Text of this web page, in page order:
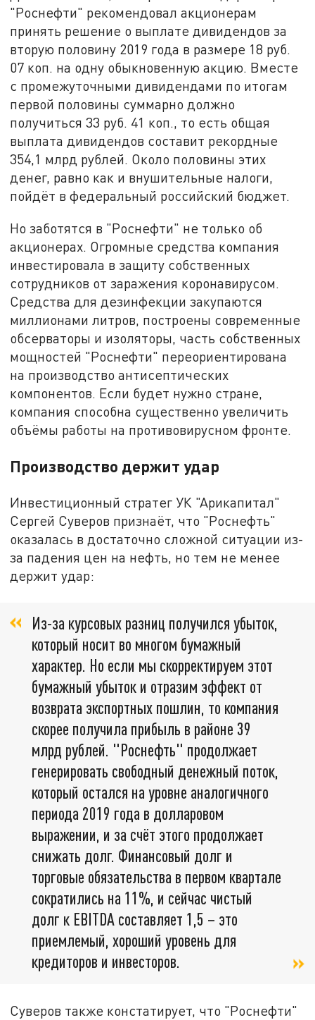
"Роснефти" рекомендовал акционерам
принять решение о выплате дивидендов за
вторую половину 2019 года в размере 18 руб.
07 коп. на одну обыкновенную акцию. Вместе
с промежуточными дивидендами по итогам
первой половины суммарно должно
получиться 33 руб. 41 коп., то есть общая
выплата дивидендов составит рекордные
354,1 млрд рублей. Около половины этих
денег, равно как и внушительные налоги,
пойдёт в федеральный российский бюджет.
Но заботятся в "Роснефти" не только об
акционерах. Огромные средства компания
инвестировала в защиту собственных
сотрудников от заражения коронавирусом.
Средства для дезинфекции закупаются
миллионами литров, построены современные
обсерваторы и изоляторы, часть собственных
мощностей "Роснефти" переориентирована
на производство антисептических
компонентов. Если будет нужно стране,
компания способна существенно увеличить
объёмы работы на противовирусном фронте.
Производство держит удар
Инвестиционный стратег УК "Арикапитал"
Сергей Суверов признаёт, что "Роснефть"
оказалась в достаточно сложной ситуации из-
за падения цен на нефть, но тем не менее
держит удар:
Из-за курсовых разниц получился убыток,
который носит во многом бумажный
характер. Но если мы скорректируем этот
бумажный убыток и отразим эффект от
возврата экспортных пошлин, то компания
скорее получила прибыль в районе 39
млрд рублей. "Роснефть" продолжает
генерировать свободный денежный поток,
который остался на уровне аналогичного
периода 2019 года в долларовом
выражении, и за счёт этого продолжает
снижать долг. Финансовый долг и
торговые обязательства в первом квартале
сократились на 11%, и сейчас чистый
долг к EBITDA составляет 1,5 – это
приемлемый, хороший уровень для
кредиторов и инвесторов.
Суверов также констатирует, что "Роснефти"